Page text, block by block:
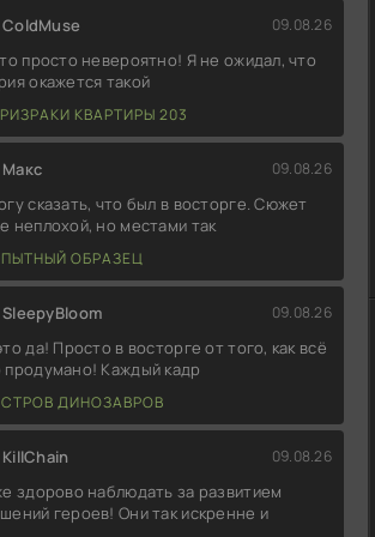
ColdMuse 09.08.26
просто невероятно! Я не ожидал, что
окажется такой
КВАРТИРЫ 203
Макс 09.08.26
сказать, что был в восторге. Сюжет
неплохой, но местами так
ОБРАЗЕЦ
SleepyBloom 09.08.26
да! Просто в восторге от того, как всё
продумано! Каждый кадр
ДИНОЗАВРОВ
KillChain 09.08.26
здорово наблюдать за развитием
героев! Они так искренне и